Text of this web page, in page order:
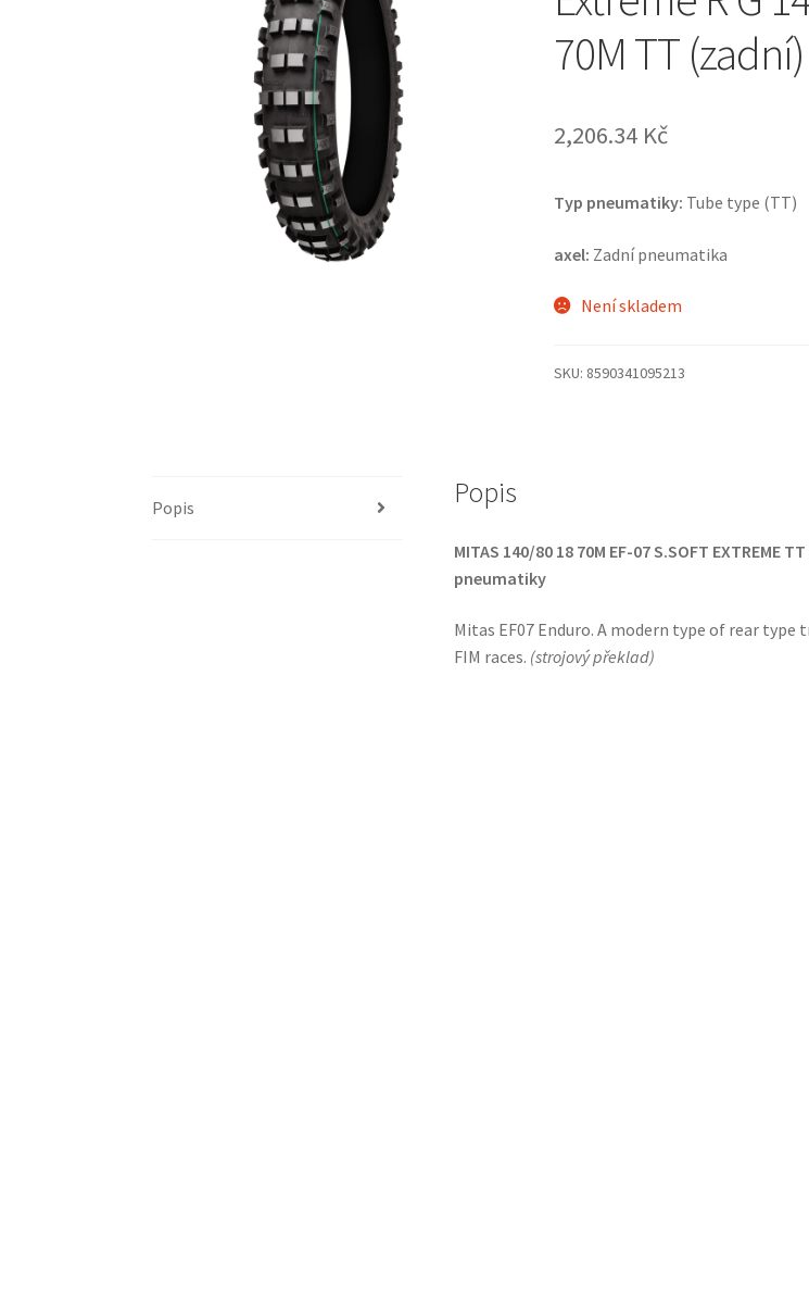
70M TT (zadní)
2,206.34 Kč
Typ pneumatiky: Tube type (TT)
axel: Zadní pneumatika
Není skladem
SKU: 8590341095213
Popis Popis
MITAS 140/80 18 70M EF-07 S.SOFT EXTREME
pneumatiky
Mitas EF07 Enduro. A modern type of rear
FIM races. (strojový překlad)